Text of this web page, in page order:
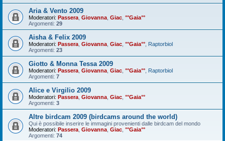
Aria & Vento 2009
Moderatori: Passera Giovanna Giac °°Gaia°°
Argomenti: 29
Aisha & Felix 2009
Moderatori: Passera Giovanna Giac °°Gaia°° Raptorbiol
Argomenti: 23
Giotto & Monna Tessa 2009
Moderatori: Passera Giovanna Giac °°Gaia°° Raptorbiol
Argomenti: 7
Alice e Virgilio 2009
Moderatori: Passera Giovanna Giac °°Gaia°°
Argomenti: 3
Altre birdcam 2009 (birdcams around the world)
Qui è possibile inserire le immagini provenienti dalle birdcam del mondo
Moderatori: Passera Giovanna Giac °°Gaia°°
Argomenti: 74